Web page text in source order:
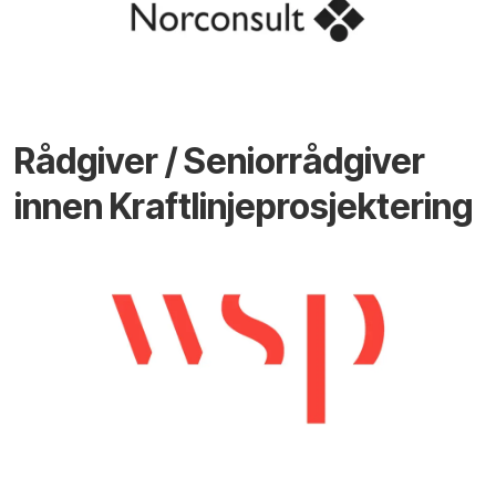
Rådgiver / Seniorrådgiver
innen Kraftlinjeprosjektering